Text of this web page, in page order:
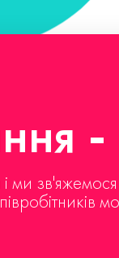
-
ми